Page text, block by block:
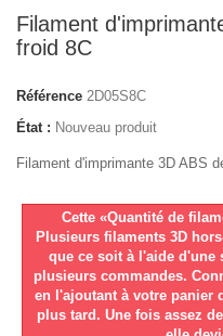
Filament
froid 8C
Référence 2D05S8C
État : Nouveau produit
Filament d'imprimante 3D ABS
Cette «Quantité de
Plusieurs filaments 3D
que ce soit à l'aide d'une
plusieurs commandes.
en l'ajoutant à votre panier
plus tard. Une fois assez